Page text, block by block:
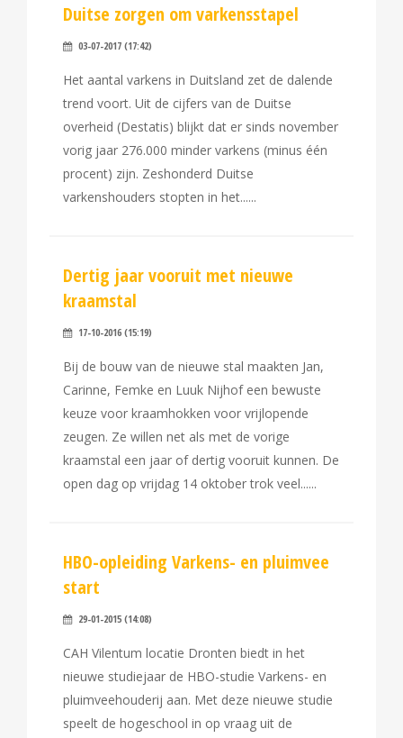
Duitse zorgen om varkensstapel
03-07-2017 (17:42)
Het aantal varkens in Duitsland zet de dalende
trend voort. Uit de cijfers van de Duitse
overheid (Destatis) blijkt dat er sinds november
vorig jaar 276.000 minder varkens (minus één
procent) zijn. Zeshonderd Duitse
varkenshouders stopten in het...
Dertig jaar vooruit met nieuwe
kraamstal
17-10-2016 (15:19)
Bij de bouw van de nieuwe stal maakten Jan,
Carinne, Femke en Luuk Nijhof een bewuste
keuze voor kraamhokken voor vrijlopende
zeugen. Ze willen net als met de vorige
kraamstal een jaar of dertig vooruit kunnen. De
open dag op vrijdag 14 oktober trok veel...
HBO-opleiding Varkens- en pluimvee
start
29-01-2015 (14:08)
CAH Vilentum locatie Dronten biedt in het
nieuwe studiejaar de HBO-studie Varkens- en
pluimveehouderij aan. Met deze nieuwe studie
speelt de hogeschool in op vraag uit de